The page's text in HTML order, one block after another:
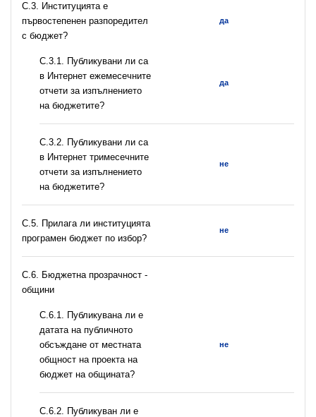
C.3. Институцията е
първостепенен разпоредител
с бюджет?
да
С.3.1. Публикувани ли са
в Интернет ежемесечните
отчети за изпълнението
на бюджетите?
да
С.3.2. Публикувани ли са
в Интернет тримесечните
отчети за изпълнението
на бюджетите?
не
С.5. Прилага ли институцията
програмен бюджет по избор?
не
C.6. Бюджетна прозрачност -
общини
С.6.1. Публикувана ли е
датата на публичното
обсъждане от местната
общност на проекта на
бюджет на общината?
не
С.6.2. Публикуван ли е